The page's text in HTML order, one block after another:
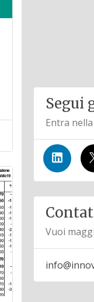
Segui
Entra
Vuoi